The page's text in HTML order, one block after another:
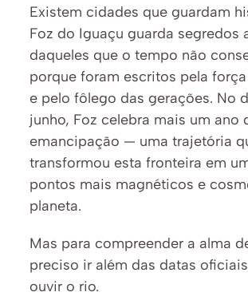
Existem cidades que guardam
Foz do Iguaçu guarda segredos
daqueles que o tempo não
porque foram escritos pela
e pelo fôlego das gerações. No
junho, Foz celebra mais um ano
emancipação — uma trajetória
transformou esta fronteira em
pontos mais magnéticos e
planeta.
Mas para compreender a alma
preciso ir além das datas
ouvir o rio.